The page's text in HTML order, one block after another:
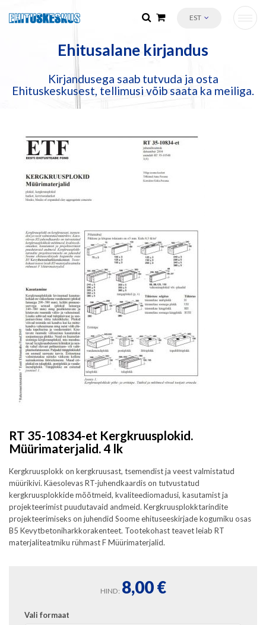
EST
Ehitusalane kirjandus
Kirjandusega saab tutvuda ja osta
Ehituskeskusest, tellimusi võib saata ka meiliga.
RT 35-10834-et Kergkruusplokid.
Müürimaterjalid. 4 lk
Kergkruusplokk on kergkruusast, tsemendist ja veest valmistatud
müürikivi. Käesolevas RT-juhendkaardis on tutvustatud
kergkruusplokkide mõõtmeid, kvaliteediomadusi, kasutamist ja
projekteerimist puudutavaid andmeid. Kergkruusplokktarindite
projekteerimiseks on juhendid Soome ehituseeskirjade kogumiku osas
B5 Kevytbetoniharkkorakenteet. Tootekohast teavet leiab RT
materjaliteatmiku rühmast F Müürimaterjalid.
HIND: 8,00€
Vali formaat